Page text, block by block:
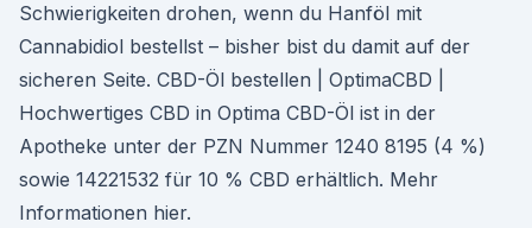
Schwierigkeiten drohen, wenn du Hanföl mit
Cannabidiol bestellst – bisher bist du damit auf der
sicheren Seite. CBD-Öl bestellen | OptimaCBD |
Hochwertiges CBD in Optima CBD-Öl ist in der
Apotheke unter der PZN Nummer 1240 8195 (4 %)
sowie 14221532 für 10 % CBD erhältlich. Mehr
Informationen hier.